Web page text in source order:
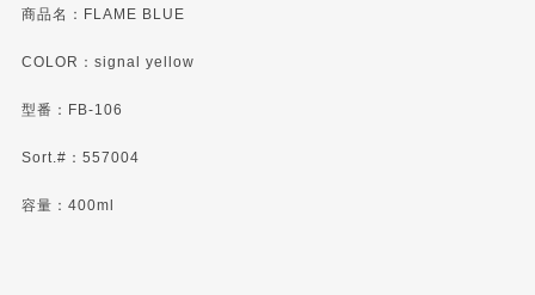
商品名：FLAME BLUE
COLOR：signal yellow
型番：FB-106
Sort.#：557004
容量：400ml